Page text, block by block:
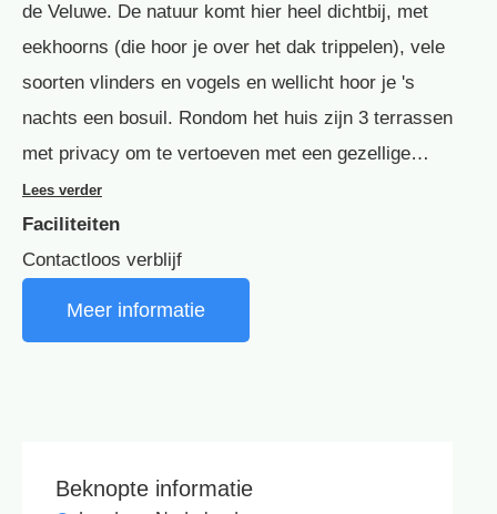
de Veluwe. De natuur komt hier heel dichtbij, met
eekhoorns (die hoor je over het dak trippelen), vele
soorten vlinders en vogels en wellicht hoor je 's
nachts een bosuil. Rondom het huis zijn 3 terrassen
met privacy om te vertoeven met een gezellige…
Lees verder
Faciliteiten
Contactloos verblijf
Meer informatie
Beknopte informatie